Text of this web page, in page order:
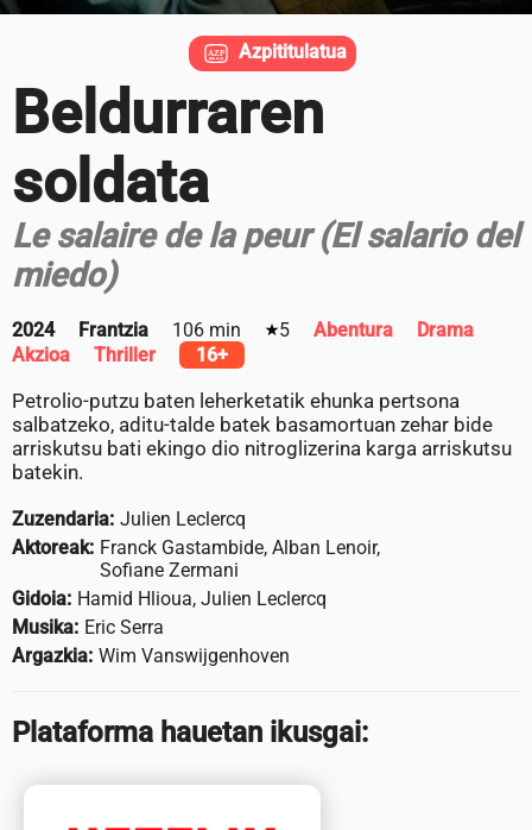
Beldurraren
soldata
Le salaire de la peur (El salario del
miedo)
2024 Frantzia 106 min 5 Abentura
Drama
Akzioa
Thriller 16+
Petrolio-putzu baten leherketatik ehunka pertsona
salbatzeko, aditu-talde batek basamortuan zehar bide
arriskutsu bati ekingo dio nitroglizerina karga arriskutsu
batekin.
Zuzendaria: Julien Leclercq
Aktoreak: Franck Gastambide, Alban Lenoir,
Sofiane Zermani
Gidoia: Hamid Hlioua, Julien Leclercq
Musika: Eric Serra
Argazkia: Wim Vanswijgenhoven
Plataforma hauetan ikusgai:
Azpititulatua